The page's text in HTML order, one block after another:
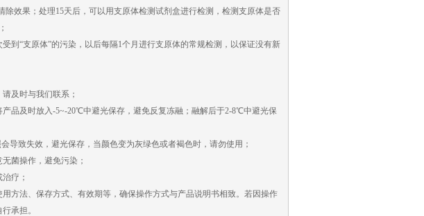
除效果；处理15天后，可以用支原体检测试剂盒进行检测，检测支原体是否
到“支原体”的污染，以后每隔1个月进行支原体的常规检测，以保证没有新
及时与我们联系；
品及时放入-5~-20℃中避光保存，避免反复冻融；融解后于2-8℃中避光保
导致失效，避光保存，当颜色变为灰绿色或者褐色时，请勿使用；
菌操作，避免污染；
疗；
方法、保存方式、有效期等，确保操作方式与产品说明书相致。若因操作
承担。